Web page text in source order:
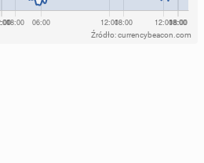
Źródło: currencybeacon.com